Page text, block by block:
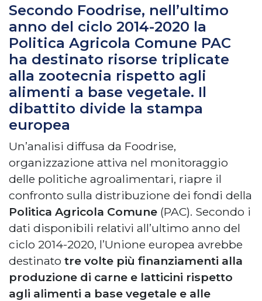
Secondo Foodrise, nell’ultimo
anno del ciclo 2014-2020 la
Politica Agricola Comune PAC
ha destinato risorse triplicate
alla zootecnia rispetto agli
alimenti a base vegetale. Il
dibattito divide la stampa
europea
Un’analisi diffusa da Foodrise,
organizzazione attiva nel monitoraggio
delle politiche agroalimentari, riapre il
confronto sulla distribuzione dei fondi della
Politica Agricola Comune (PAC). Secondo i
dati disponibili relativi all’ultimo anno del
ciclo 2014-2020, l’Unione europea avrebbe
destinato tre volte più finanziamenti alla
produzione di carne e latticini rispetto
agli alimenti a base vegetale e alle